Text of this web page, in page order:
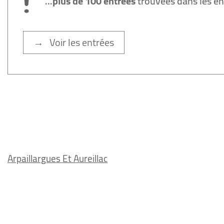
→ Voir les entrées
Arpaillargues Et Aureillac